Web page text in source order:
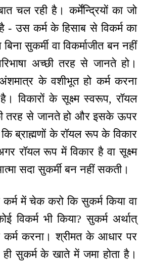
चल रही है। कर्मेंन्द्रियों का जो
- उस कर्म के हिसाब से विकर्म का
सुकर्मी वा विकर्माजीत बन नहीं
अच्छी तरह से जानते हो।
के वशीभूत हो कर्म करना
है। विकारों के सूक्ष्म स्वरूप, रॉयल
तरह से जानते हो और इसके ऊपर
ब्राह्मणों के रॉयल रूप के विकार
रॉयल रूप में विकार है वा सूक्ष्म
सदा सुकर्मी बन नहीं सकती।
में चेक करो कि सुकर्म किया वा
विकर्म भी किया? सुकर्म अर्थात्
करना। श्रीमत के आधार पर
सुकर्म के खाते में जमा होता है।